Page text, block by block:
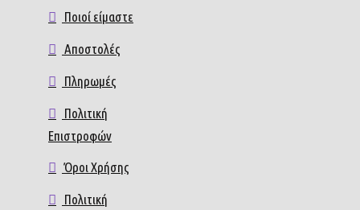
Ποιοί είμαστε
Αποστολές
Πληρωμές
Πολιτική
Επιστροφών
Όροι Χρήσης
Πολιτική